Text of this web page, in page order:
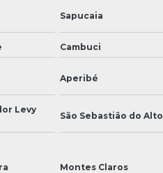
Sapucaia
Cambuci
Aperibé
Levy
São Sebastião do Alto
Montes Claros